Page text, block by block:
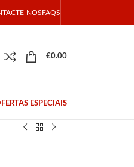
NOSFAQS
€0.00
ESPECIAIS